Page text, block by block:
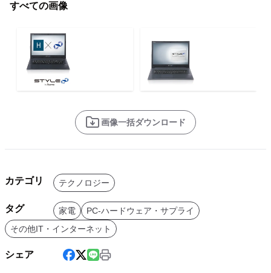
すべての画像
画像一括ダウンロード
カテゴリ テクノロジー
タグ 家電
PC-ハードウェア・サプライ
その他IT・インターネット
シェア